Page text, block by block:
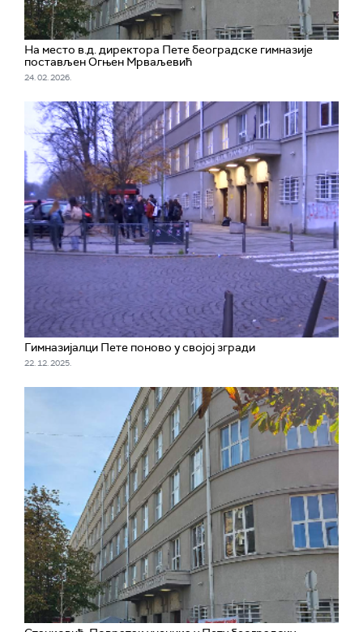
На место в.д. директора Пете београдске гимназије
постављен Огњен Мрваљевић
24. 02. 2026.
Гимназијалци Пете поново у својој згради
22. 12. 2025.